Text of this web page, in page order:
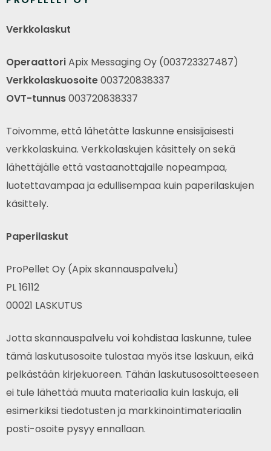
Verkkolaskut
OperaattoriApix Messaging Oy (003723327487)
Verkkolaskuosoite003720838337
OVT-tunnus003720838337
Toivomme, että lähetätte laskunne ensisijaisesti
verkkolaskuina. Verkkolaskujen käsittely on sekä
lähettäjälle että vastaanottajalle nopeampaa,
luotettavampaa ja edullisempaa kuin paperilaskujen
käsittely.
Paperilaskut
ProPellet Oy (Apix skannauspalvelu)
PL 16112
00021 LASKUTUS
Jotta skannauspalvelu voi kohdistaa laskunne, tulee
tämä laskutusosoite tulostaa myös itse laskuun, eikä
pelkästään kirjekuoreen. Tähän laskutusosoitteeseen
ei tule lähettää muuta materiaalia kuin laskuja, eli
esimerkiksi tiedotusten ja markkinointimateriaalin
posti-osoite pysyy ennallaan.